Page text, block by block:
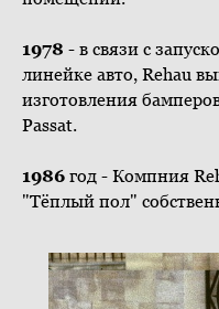
1978 - в связи с
линейке авто, Rehau
изготовления
Passat.
1986 год - Компния
"Тёплый пол"